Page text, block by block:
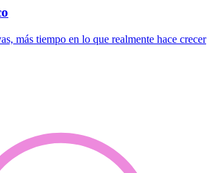
más tiempo en lo que realmente hace crecer